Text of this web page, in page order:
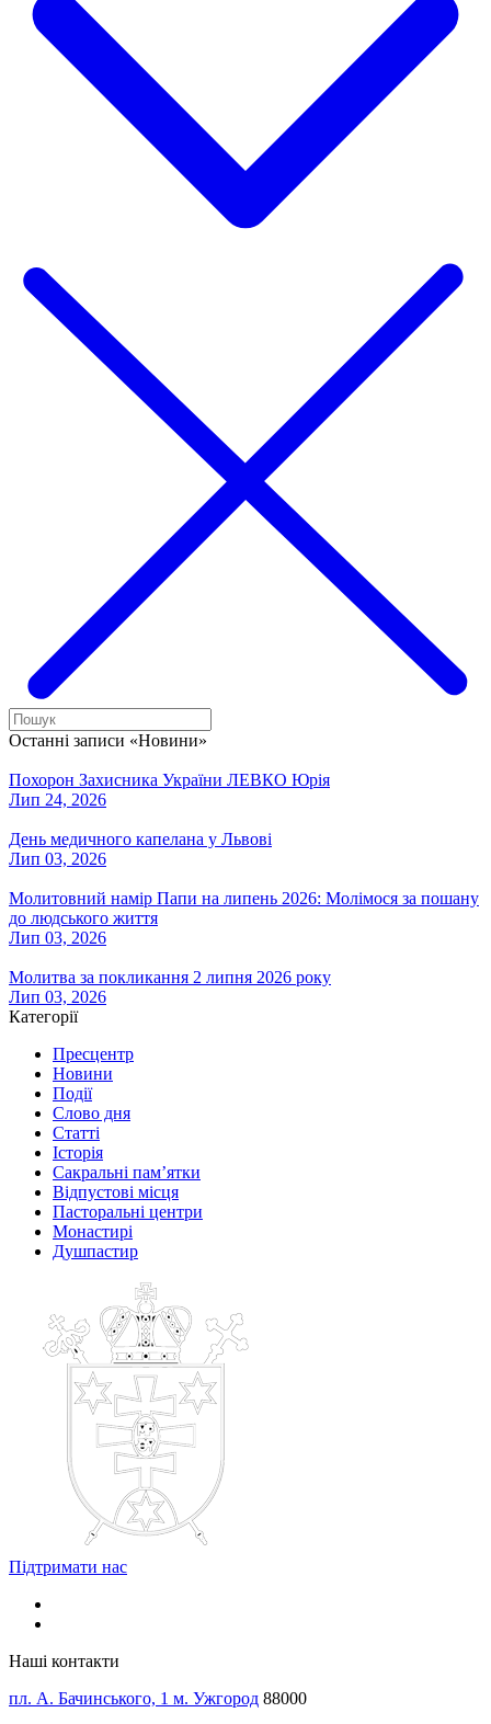
Останні записи «Новини»
Похорон Захисника України ЛЕВКО Юрія
Лип 24, 2026
День медичного капелана у Львові
Лип 03, 2026
Молитовний намір Папи на липень 2026: Молімося за пошану
до людського життя
Лип 03, 2026
Молитва за покликання 2 липня 2026 року
Лип 03, 2026
Категорії
Пресцентр
Новини
Події
Слово дня
Статті
Історія
Сакральні пам’ятки
Відпустові місця
Пасторальні центри
Монастирі
Душпастир
Підтримати нас
Наші контакти
пл. А. Бачинського, 1 м. Ужгород 88000